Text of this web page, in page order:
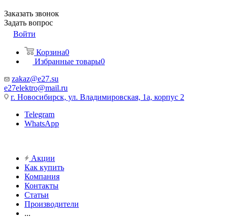
Заказать звонок
Задать вопрос
Войти
Корзина0
Избранные товары0
zakaz@e27.su
e27elektro@mail.ru
г. Новосибирск, ул. Владимировская, 1а, корпус 2
Telegram
WhatsApp
Акции
Как купить
Компания
Контакты
Статьи
Производители
...